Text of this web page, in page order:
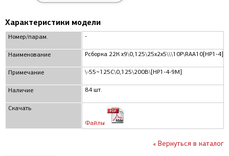
Характеристики модели
Номер/парам.
Наименование
Примечание
Наличие
Скачать
-
Рсборка 22К x9\0,125\25x2x5\\\10P\RAA10[НР1-4]\
\-55~125C\0,125\200В\[НР1-4-9М]
84 шт.
Файлы
« Вернуться в каталог